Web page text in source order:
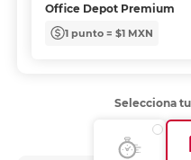
Office Depot Premium
1 punto = $1 MXN
Selecciona